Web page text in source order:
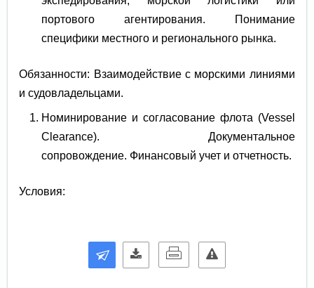
портового агентирования. Понимание
специфики местного и регионального рынка.
Обязанности: Взаимодействие с морскими линиями
и судовладельцами.
Номинирование и согласование флота (Vessel
Clearance). Документальное
сопровождение. Финансовый учет и отчетность.
Условия: